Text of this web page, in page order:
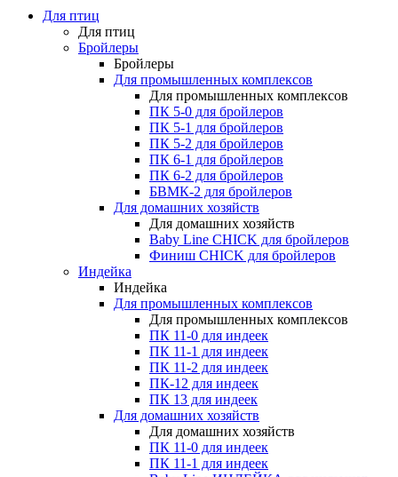
Для птиц
Для птиц
Бройлеры
Бройлеры
Для промышленных комплексов
Для промышленных комплексов
ПК 5-0 для бройлеров
ПК 5-1 для бройлеров
ПК 5-2 для бройлеров
ПК 6-1 для бройлеров
ПК 6-2 для бройлеров
БВМК-2 для бройлеров
Для домашних хозяйств
Для домашних хозяйств
Baby Line CHICK для бройлеров
Финиш CHICK для бройлеров
Индейка
Индейка
Для промышленных комплексов
Для промышленных комплексов
ПК 11-0 для индеек
ПК 11-1 для индеек
ПК 11-2 для индеек
ПК-12 для индеек
ПК 13 для индеек
Для домашних хозяйств
Для домашних хозяйств
ПК 11-0 для индеек
ПК 11-1 для индеек